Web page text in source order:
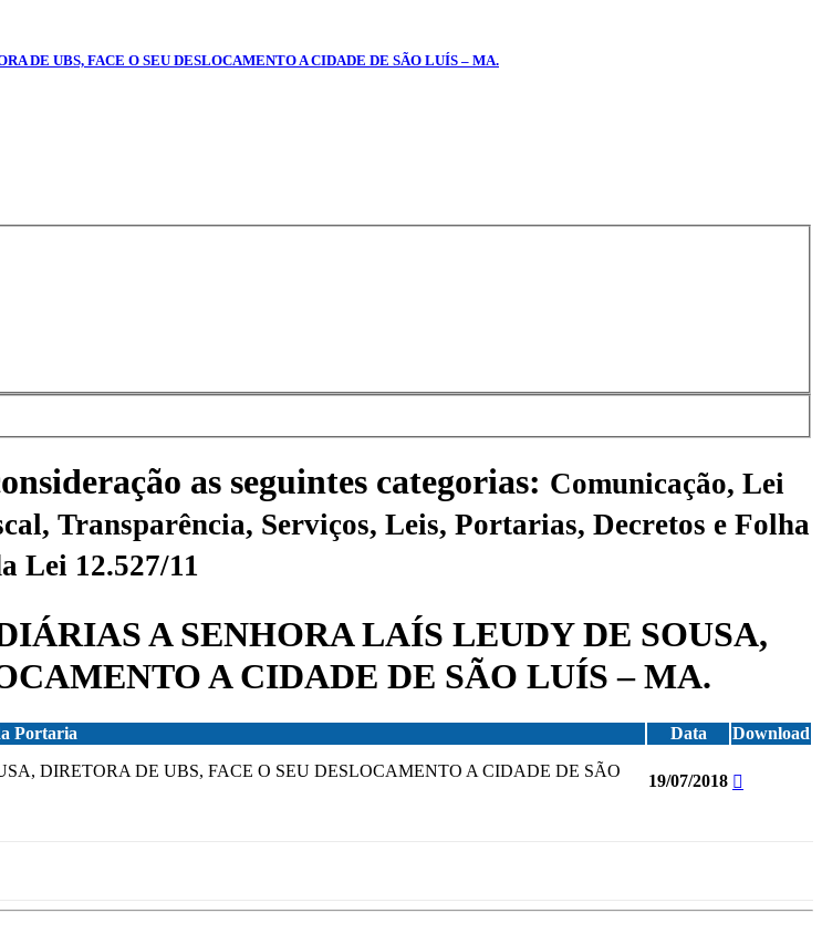
DE UBS, FACE O SEU DESLOCAMENTO A CIDADE DE SÃO LUÍS – MA.
as seguintes categorias: Comunicação, Lei
Transparência, Serviços, Leis, Portarias, Decretos e Folha
Lei 12.527/11
A SENHORA LAÍS LEUDY DE SOUSA,
A CIDADE DE SÃO LUÍS – MA.
Portaria Data
Download
DIRETORA DE UBS, FACE O SEU DESLOCAMENTO A CIDADE DE SÃO
19/07/2018